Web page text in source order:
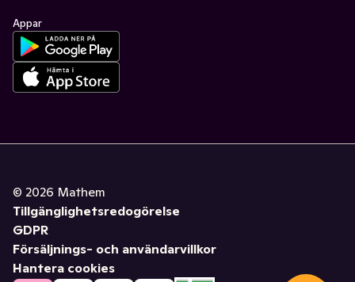
Appar
© 2026 Mathem
Tillgänglighetsredogörelse
GDPR
Försäljnings- och användarvillkor
Hantera cookies